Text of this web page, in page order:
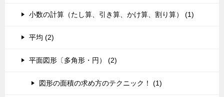
小数の計算（たし算、引き算、かけ算、割り算） (1)
平均 (2)
平面図形〔多角形・円） (2)
図形の面積の求め方のテクニック！ (1)